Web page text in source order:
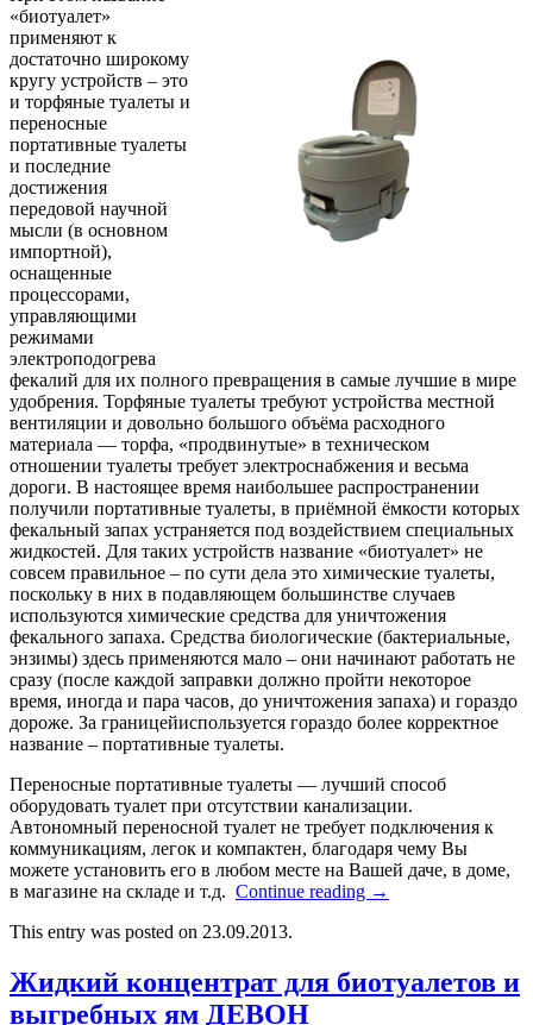
«биотуалет»
применяют к
достаточно широкому
кругу устройств – это
и торфяные туалеты и
переносные
портативные туалеты
и последние
достижения
передовой научной
мысли (в основном
импортной),
оснащенные
процессорами,
управляющими
режимами
электроподогрева
фекалий для их полного превращения в самые лучшие в мире
удобрения. Торфяные туалеты требуют устройства местной
вентиляции и довольно большого объёма расходного
материала — торфа, «продвинутые» в техническом
отношении туалеты требует электроснабжения и весьма
дороги. В настоящее время наибольшее распространении
получили портативные туалеты, в приёмной ёмкости которых
фекальный запах устраняется под воздействием специальных
жидкостей. Для таких устройств название «биотуалет» не
совсем правильное – по сути дела это химические туалеты,
поскольку в них в подавляющем большинстве случаев
используются химические средства для уничтожения
фекального запаха. Средства биологические (бактериальные,
энзимы) здесь применяются мало – они начинают работать не
сразу (после каждой заправки должно пройти некоторое
время, иногда и пара часов, до уничтожения запаха) и гораздо
дороже. За границейиспользуется гораздо более корректное
название – портативные туалеты.
Переносные портативные туалеты — лучший способ
оборудовать туалет при отсутствии канализации.
Автономный переносной туалет не требует подключения к
коммуникациям, легок и компактен, благодаря чему Вы
можете установить его в любом месте на Вашей даче, в доме,
в магазине на складе и т.д. Continue reading →
This entry was posted on 23.09.2013.
Жидкий концентрат для биотуалетов и
выгребных ям ДЕВОН